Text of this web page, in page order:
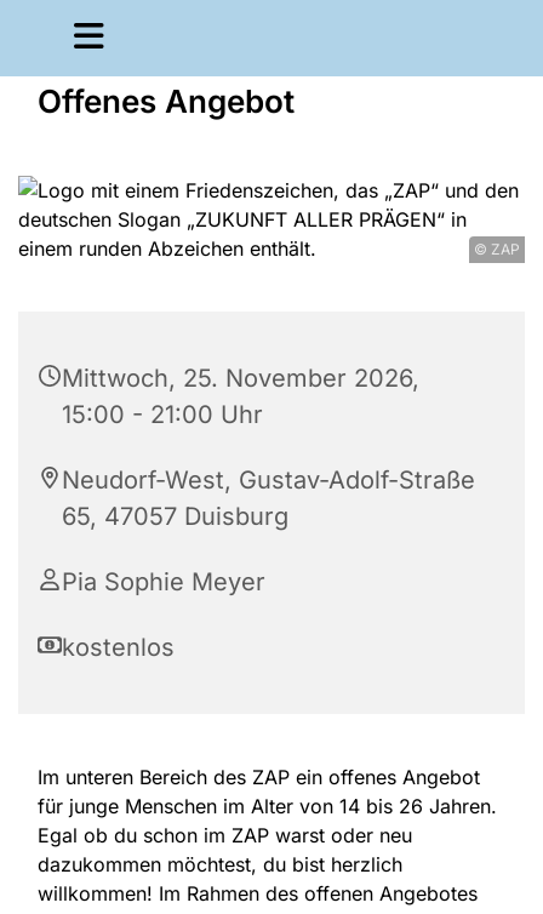
Offenes Angebot
© ZAP
Mittwoch, 25. November 2026,
15:00 - 21:00 Uhr
Neudorf-West, Gustav-Adolf-Straße
65, 47057 Duisburg
Pia Sophie Meyer
kostenlos
Im unteren Bereich des ZAP ein offenes Angebot
für junge Menschen im Alter von 14 bis 26 Jahren.
Egal ob du schon im ZAP warst oder neu
dazukommen möchtest, du bist herzlich
willkommen! Im Rahmen des offenen Angebotes